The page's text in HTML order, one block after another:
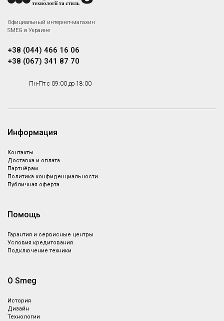
Официальный интернет-магазин
SMEG в Украине
+38 (044) 466 16 06
+38 (067) 341 87 70
Пн-Пт с 09:00 до 18:00
Информация
Контакты
Доставка и оплата
Партнёрам
Политика конфиденциальности
Публичная оферта
Помощь
Гарантия и сервисные центры
Условия кредитования
Подключение техники
О Smeg
История
Дизайн
Технологии